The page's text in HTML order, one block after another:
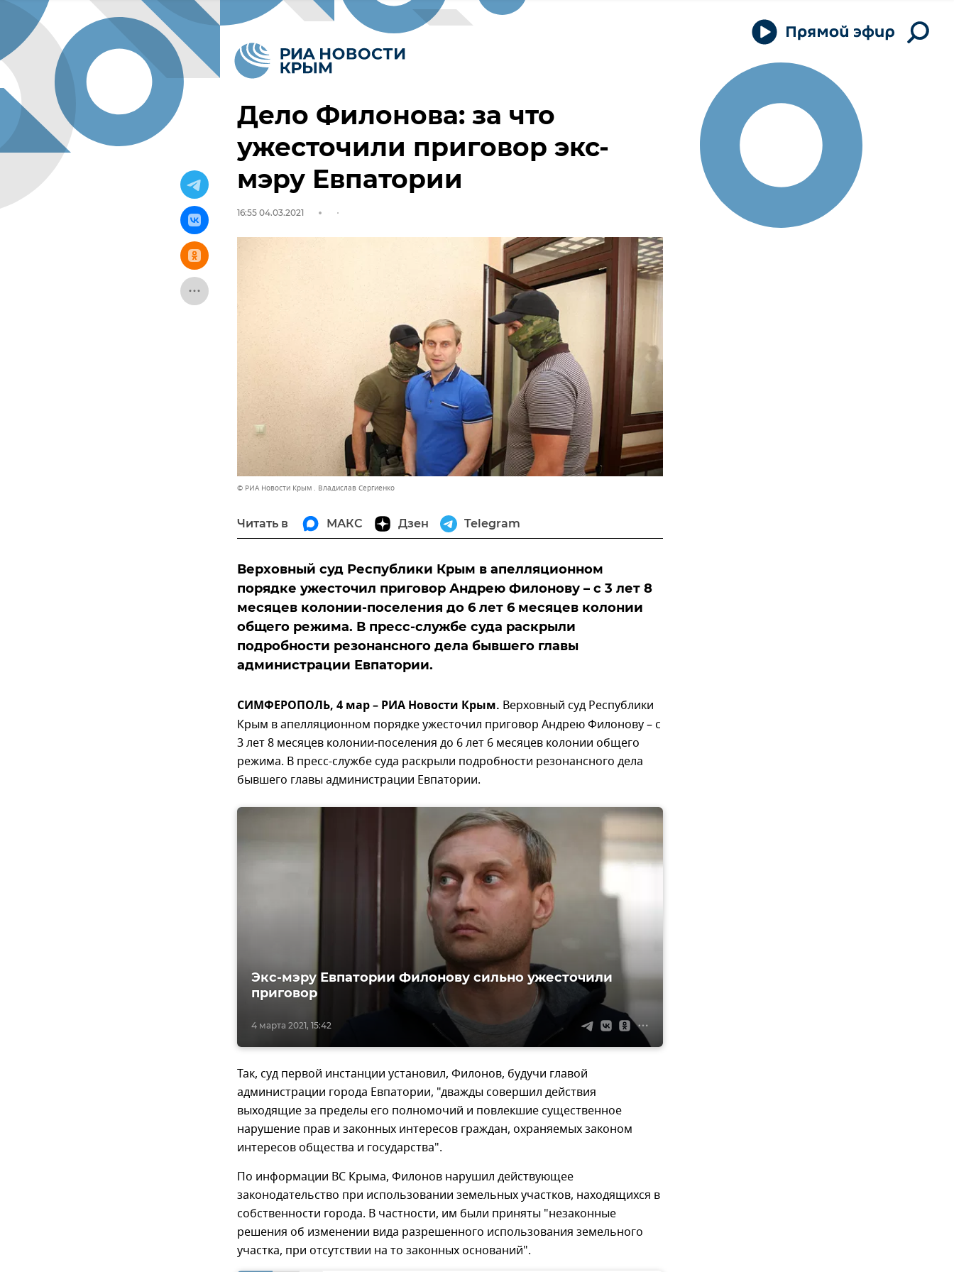
Дело Филонова: за что
ужесточили приговор экс-
мэру Евпатории
16:55 04.03.2021
© РИА Новости Крым . Владислав Сергиенко
Читать в МАКС Дзен Telegram
Верховный суд Республики Крым в апелляционном
порядке ужесточил приговор Андрею Филонову – с 3 лет 8
месяцев колонии-поселения до 6 лет 6 месяцев колонии
общего режима. В пресс-службе суда раскрыли
подробности резонансного дела бывшего главы
администрации Евпатории.
СИМФЕРОПОЛЬ, 4 мар – РИА Новости Крым. Верховный суд Республики
Крым в апелляционном порядке ужесточил приговор Андрею Филонову – с
3 лет 8 месяцев колонии-поселения до 6 лет 6 месяцев колонии общего
режима. В пресс-службе суда раскрыли подробности резонансного дела
бывшего главы администрации Евпатории.
4 марта 2021, 15:42
Экс-мэру Евпатории Филонову сильно ужесточили
приговор
Так, суд первой инстанции установил, Филонов, будучи главой
администрации города Евпатории, "дважды совершил действия
выходящие за пределы его полномочий и повлекшие существенное
нарушение прав и законных интересов граждан, охраняемых законом
интересов общества и государства".
По информации ВС Крыма, Филонов нарушил действующее
законодательство при использовании земельных участков, находящихся в
собственности города. В частности, им были приняты "незаконные
решения об изменении вида разрешенного использования земельного
участка, при отсутствии на то законных оснований".